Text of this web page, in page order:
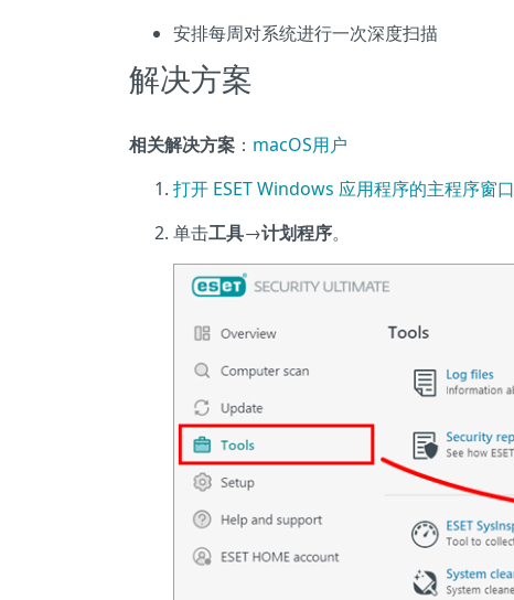
安排每周对系统进行一次深度扫描
解决方案
相关解决方案 ： macOS用户
打开 ESET Windows 应用程序的主程序窗口
单击工具→计划程序。